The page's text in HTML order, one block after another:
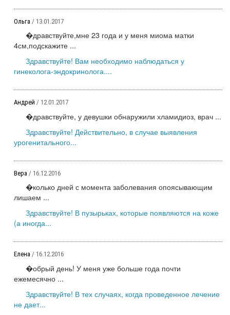
Ольга / 13.01.2017
�дравствуйте,мне 23 года и у меня миома матки
4см,подскажите ...
Здравствуйте! Вам необходимо наблюдаться у
гинеколога-эндокринолога....
Андрей / 12.01.2017
�дравствуйте, у девушки обнаружили хламидиоз, врач ...
Здравствуйте! Действительно, в случае выявления
урогенитального...
Вера / 16.12.2016
�колько дней с момента заболевания опоясывающим
лишаем ...
Здравствуйте! В пузырьках, которые появляются на коже
(а иногда...
Елена / 16.12.2016
�обрый день! У меня уже больше года почти
ежемесячно ...
Здравствуйте! В тех случаях, когда проведенное лечение
не дает...